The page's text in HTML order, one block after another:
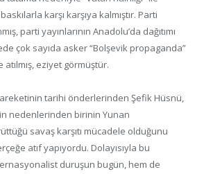
karşı karşıya kalmıştır. Parti
parti yayınlarının Anadolu’da dağıtımı
çok sayıda asker “Bolşevik propaganda”
eziyet görmüştür.
tarihi önderlerinden Şefik Hüsnü,
nedenlerinden birinin Yunan
savaş karşıtı mücadele olduğunu
atıf yapıyordu. Dolayısıyla bu
duruşun bugün, hem de